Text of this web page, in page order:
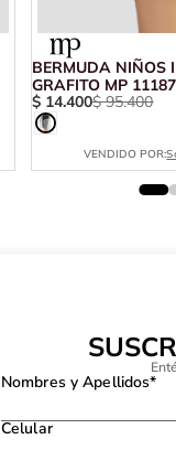
BERMUDA NIÑOS
GRAFITO MP
$ 14.400$ 95.400
VENDIDO POR:
Nombres y Apellidos*
Celular